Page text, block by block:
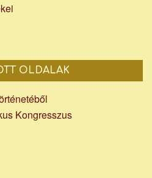
OLDALAK
Kongresszus